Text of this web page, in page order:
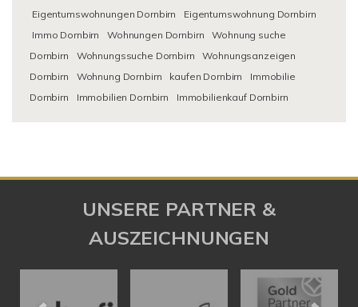
Eigentumswohnungen Dornbirn
Eigentumswohnung Dornbirn
Immo Dornbirn
Wohnungen Dornbirn
Wohnung suche
Dornbirn
Wohnungssuche Dornbirn
Wohnungsanzeigen
Dornbirn
Wohnung Dornbirn kaufen Dornbirn
Immobilie
Dornbirn
Immobilien Dornbirn Immobilienkauf Dornbirn
UNSERE PARTNER &
AUSZEICHNUNGEN